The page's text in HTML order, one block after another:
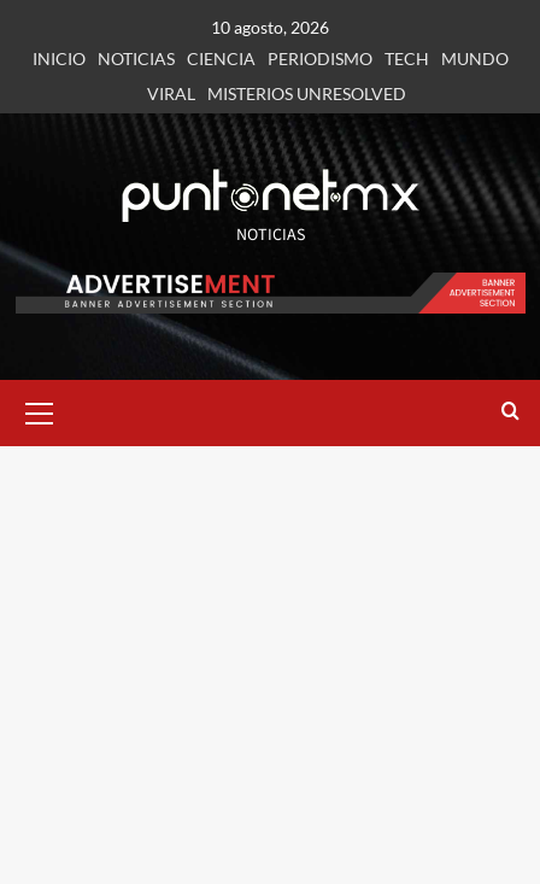
10 agosto, 2026
INICIO
NOTICIAS CIENCIA PERIODISMO TECH
MUNDO
VIRAL
MISTERIOS UNRESOLVED
NOTICIAS